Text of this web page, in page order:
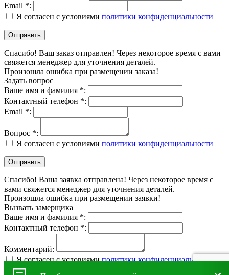
Email *:
Я согласен с условиями политики конфиденциальности
Спасибо! Ваш заказ отправлен! Через некоторое время с вами
свяжется менеджер для уточнения деталей.
Произошла ошибка при размещении заказа!
Задать вопрос
Ваше имя и фамилия *:
Контактный телефон *:
Email *:
Вопрос *:
Я согласен с условиями политики конфиденциальности
Спасибо! Ваша заявка отправлена! Через некоторое время с
вами свяжется менеджер для уточнения деталей.
Произошла ошибка при размещении заявки!
Вызвать замерщика
Ваше имя и фамилия *:
Контактный телефон *:
Комментарий:
Я согласен с условиямиполитики конфиденциальности